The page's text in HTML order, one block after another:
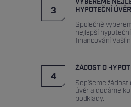
4. krok: Proces
hypotečního úvěru
Náš hypoteční specialista
žádost u dané banky a provede
procesem schvalování
3
VYBEREME
HYPOTEČNÍ ÚVĚR
Společně
nejlepší
financování Vaší
4
ŽÁDOST O
Sepíšeme žádost
úvěr a dodáme
podklady.